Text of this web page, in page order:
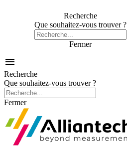
Recherche
Que souhaitez-vous trouver ?
Fermer

Recherche
Que souhaitez-vous trouver ?
Fermer